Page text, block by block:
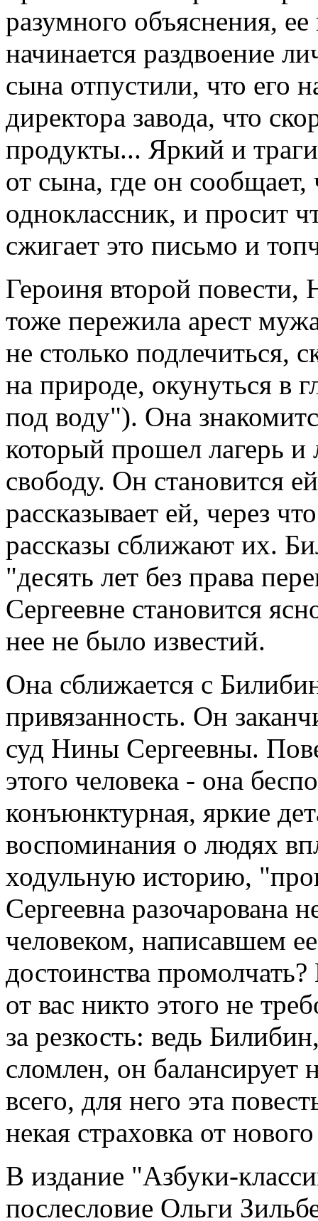
разумного объяснения,
начинается раздвоение
сына отпустили, что его
директора завода, что
продукты... Яркий и
от сына, где он сообщает,
одноклассник, и просит
сжигает это письмо и
Героиня второй повести,
тоже пережила арест
не столько подлечиться,
на природе, окунуться в
под воду"). Она
который прошел лагерь
свободу. Он становится
рассказывает ей, через
рассказы сближают их.
"десять лет без права
Сергеевне становится
нее не было известий.
Она сближается с
привязанность. Он
суд Нины Сергеевны.
этого человека - она
конъюнктурная, яркие
воспоминания о людях
ходульную историю,
Сергеевна разочарована
человеком, написавшем
достоинства
от вас никто этого не
за резкость: ведь
сломлен, он балансирует
всего, для него эта
некая страховка от
В издание "Азбуки-
послесловие Ольги